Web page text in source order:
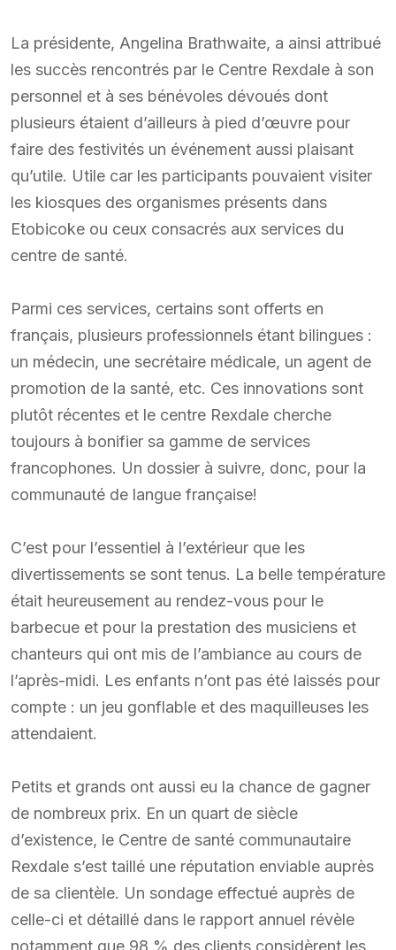
La présidente, Angelina Brathwaite, a ainsi attribué
les succès rencontrés par le Centre Rexdale à son
personnel et à ses bénévoles dévoués dont
plusieurs étaient d’ailleurs à pied d’œuvre pour
faire des festivités un événement aussi plaisant
qu’utile. Utile car les participants pouvaient visiter
les kiosques des organismes présents dans
Etobicoke ou ceux consacrés aux services du
centre de santé.
Parmi ces services, certains sont offerts en
français, plusieurs professionnels étant bilingues :
un médecin, une secrétaire médicale, un agent de
promotion de la santé, etc. Ces innovations sont
plutôt récentes et le centre Rexdale cherche
toujours à bonifier sa gamme de services
francophones. Un dossier à suivre, donc, pour la
communauté de langue française!
C’est pour l’essentiel à l’extérieur que les
divertissements se sont tenus. La belle température
était heureusement au rendez-vous pour le
barbecue et pour la prestation des musiciens et
chanteurs qui ont mis de l’ambiance au cours de
l’après-midi. Les enfants n’ont pas été laissés pour
compte : un jeu gonflable et des maquilleuses les
attendaient.
Petits et grands ont aussi eu la chance de gagner
de nombreux prix. En un quart de siècle
d’existence, le Centre de santé communautaire
Rexdale s’est taillé une réputation enviable auprès
de sa clientèle. Un sondage effectué auprès de
celle-ci et détaillé dans le rapport annuel révèle
notamment que 98 % des clients considèrent les